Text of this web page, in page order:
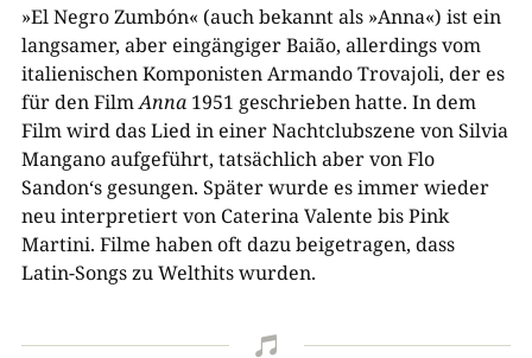
»El Negro Zumbón« (auch bekannt als »Anna«) ist ein
langsamer, aber eingängiger Baião, allerdings vom
italienischen Komponisten Armando Trovajoli, der es
für den FilmAnna1951 geschrieben hatte. In dem
Film wird das Lied in einer Nachtclubszene von Silvia
Mangano aufgeführt, tatsächlich aber von Flo
Sandon‘s gesungen. Später wurde es immer wieder
neu interpretiert von Caterina Valente bis Pink
Martini. Filme haben oft dazu beigetragen, dass
Latin-Songs zu Welthits wurden.
